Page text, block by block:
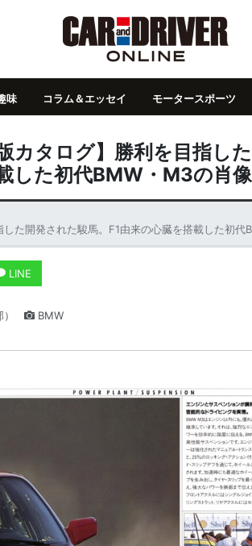
味 コラム＆エッセイ モータースポーツ
カタログ】勝利を目指し
した初代BMW・M3の肖像
された駿馬。F1由来の心臓を搭載した初代BMW・M3の
LINE
BMW